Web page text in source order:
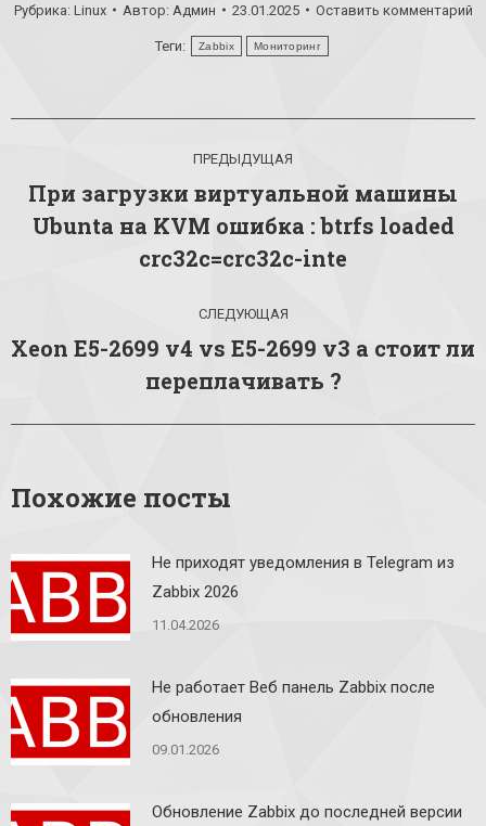
Рубрика: Linux Автор: Админ 23.01.2025 Оставить комментарий
Теги: Zabbix Мониторинг
по
записям
ПРЕДЫДУЩАЯ
Предыдущая
запись:
При загрузки виртуальной машины
Ubunta на KVM ошибка : btrfs loaded
crc32c=crc32c-inte
СЛЕДУЮЩАЯ
Следующая
запись:
Xeon E5-2699 v4 vs E5-2699 v3 а стоит ли
переплачивать ?
Похожие посты
Не приходят уведомления в Telegram из
Zabbix 2026
11.04.2026
Не работает Веб панель Zabbix после
обновления
09.01.2026
Обновление Zabbix до последней версии